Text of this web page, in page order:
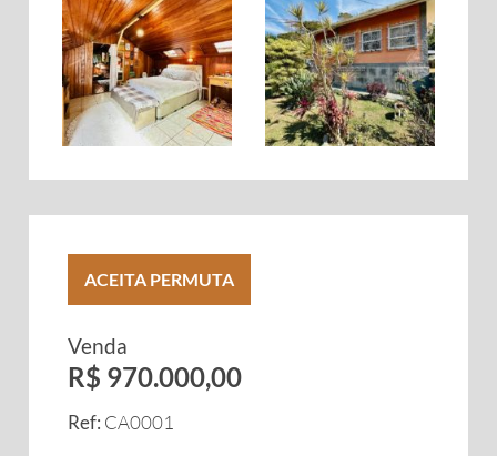
ACEITA PERMUTA
Venda
R$ 970.000,00
Ref: CA0001